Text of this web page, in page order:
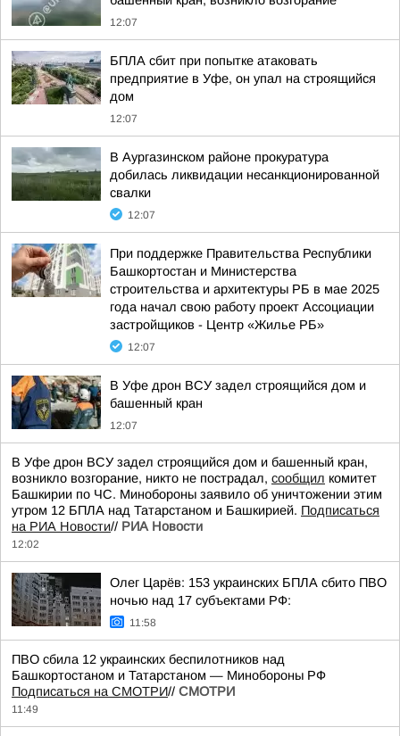
12:07
БПЛА сбит при попытке атаковать
предприятие в Уфе, он упал на строящийся
дом
12:07
В Аургазинском районе прокуратура
добилась ликвидации несанкционированной
свалки
12:07
При поддержке Правительства Республики
Башкортостан и Министерства
строительства и архитектуры РБ в мае 2025
года начал свою работу проект Ассоциации
застройщиков - Центр «Жилье РБ»
12:07
В Уфе дрон ВСУ задел строящийся дом и
башенный кран
12:07
В Уфе дрон ВСУ задел строящийся дом и башенный кран,
возникло возгорание, никто не пострадал, сообщил комитет
Башкирии по ЧС. Минобороны заявило об уничтожении этим
утром 12 БПЛА над Татарстаном и Башкирией. Подписаться
на РИА Новости// РИА Новости
12:02
Олег Царёв: 153 украинских БПЛА сбито ПВО
ночью над 17 субъектами РФ:
11:58
ПВО сбила 12 украинских беспилотников над
Башкортостаном и Татарстаном — Минобороны РФ
Подписаться на СМОТРИ// СМОТРИ
11:49